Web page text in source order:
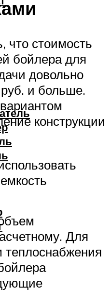
что стоимость
бойлера для
довольно
и больше.
конструкции
Для
теплоснабжения